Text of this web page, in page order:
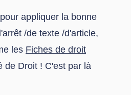
appliquer la bonne
/de texte /d'article,
les Fiches de droit
de Droit ! C'est par là